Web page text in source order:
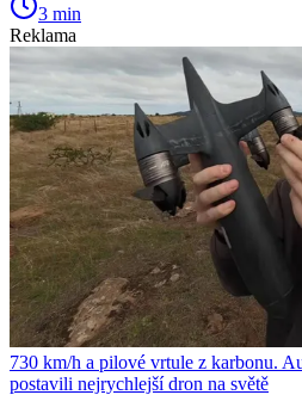
3 min
Reklama
730 km/h a pilové vrtule z karbonu.
postavili nejrychlejší dron na světě